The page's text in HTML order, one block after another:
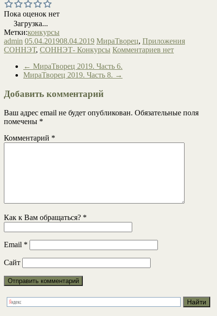
Пока оценок нет
Загрузка...
Метки:конкурсы
admin 05.04.201908.04.2019 МираТворец, Приложения
СОННЭТ, СОННЭТ- Конкурсы Комментариев нет
← МираТворец 2019. Часть 6.
МираТворец 2019. Часть 8. →
Добавить комментарий
Ваш адрес email не будет опубликован. Обязательные поля
помечены *
Комментарий *
Как к Вам обращаться? *
Email *
Сайт